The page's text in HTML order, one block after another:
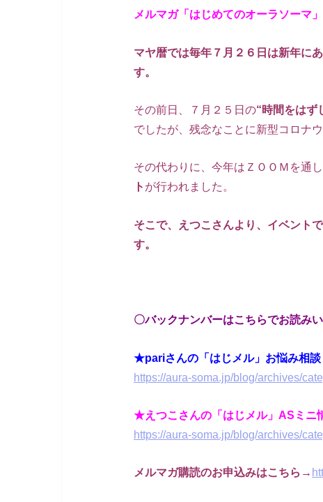
メルマガ「はじめてのオーラソーマ
マヤ暦では毎年７月２６日は新年に
す。
その前日、７月２５日の“時間をはず
でしたが、残念なことに新型コロナ
その代わりに、今年はＺＯＯＭを通
ト が行われました。
そこで、えつこさんより、イベント
す。
〇バックナンバーはこちらでお読みい
★pariさんの「はじメル」お悩み相談
https://aura-soma.jp/blog/archives/
★えつこさんの「はじメル」ASミニ
https://aura-soma.jp/blog/archives/
メルマガ購読のお申込みはこちら→